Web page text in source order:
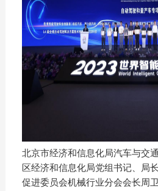
北京市经济和信息化局汽车与交
区经济和信息化局党组书记、局
促进委员会机械行业分会会长周